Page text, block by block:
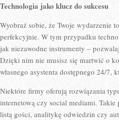
Technologia jako klucz do sukcesu
Wyobraź sobie, że Twoje wydarzenie
perfekcyjnie. W tym przypadku
jak niezawodne instrumenty –
Dzięki nim nie musisz się martwić o
własnego asystenta dostępnego 24/7,
Niektóre firmy oferują rozwiązania
internetową czy social mediami.
listą gości, analitykę odwiedzin czy